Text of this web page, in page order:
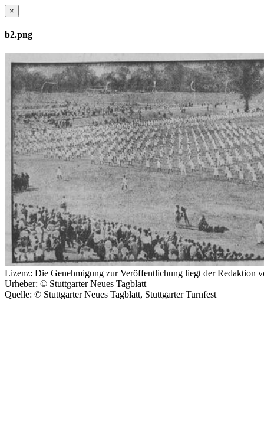
×
b2.png
Lizenz: Die Genehmigung zur Veröffentlichung liegt der Redaktion
Urheber: © Stuttgarter Neues Tagblatt
Quelle: © Stuttgarter Neues Tagblatt, Stuttgarter Turnfest